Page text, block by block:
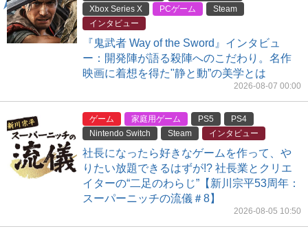
Xbox Series X
PCゲーム
Steam
インタビュー
『鬼武者 Way of the Sword』インタビュ
ー：開発陣が語る殺陣へのこだわり。名作
映画に着想を得た"静と動”の美学とは
2026-08-07 00:00
ゲーム 家庭用ゲーム PS5
PS4
Nintendo Switch
Steam インタビュー
社長になったら好きなゲームを作って、や
りたい放題できるはずが!? 社長業とクリエ
イターの“二足のわらじ”【新川宗平53周年：
スーパーニッチの流儀＃8】
2026-08-05 10:50